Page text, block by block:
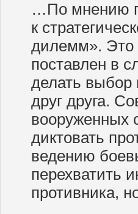
…По мнению
к
дилемм». Это
поставлен в
делать выбор
друг друга.
вооруженных
диктовать
ведению
перехватить
противника,